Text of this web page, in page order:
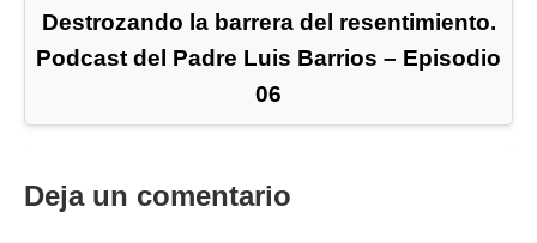
Destrozando la barrera del resentimiento.
Podcast del Padre Luis Barrios – Episodio
06
Deja un comentario